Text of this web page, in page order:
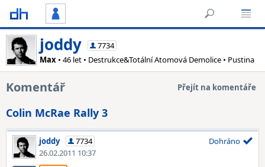
joddy
7734
Max • 46 let • Destrukce&Totální Atomová Demolice • Pustina
Komentář Přejít na komentáře
Colin McRae Rally 3
joddy
7734
26.02.2011 10:37
Dohráno